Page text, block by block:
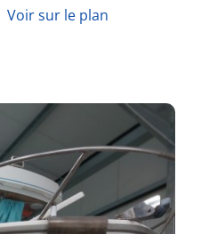
Voir sur le plan